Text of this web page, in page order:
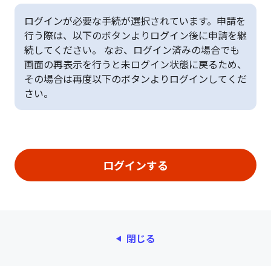
ログインが必要な手続が選択されています。申請を
行う際は、以下のボタンよりログイン後に申請を継
続してください。 なお、ログイン済みの場合でも
画面の再表示を行うと未ログイン状態に戻るため、
その場合は再度以下のボタンよりログインしてくだ
さい。
閉じる